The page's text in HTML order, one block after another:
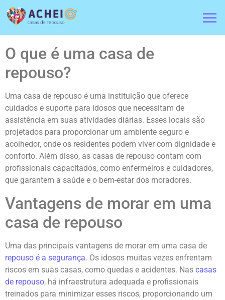
O que é uma casa de
repouso?
Uma casa de repouso é uma instituição que oferece
cuidados e suporte para idosos que necessitam de
assistência em suas atividades diárias. Esses locais são
projetados para proporcionar um ambiente seguro e
acolhedor, onde os residentes podem viver com dignidade e
conforto. Além disso, as casas de repouso contam com
profissionais capacitados, como enfermeiros e cuidadores,
que garantem a saúde e o bem-estar dos moradores.
Vantagens de morar em uma
casa de repouso
Uma das principais vantagens de morar em uma casa de
repouso é a segurança. Os idosos muitas vezes enfrentam
riscos em suas casas, como quedas e acidentes. Nas casas
de repouso, há infraestrutura adequada e profissionais
treinados para minimizar esses riscos, proporcionando um